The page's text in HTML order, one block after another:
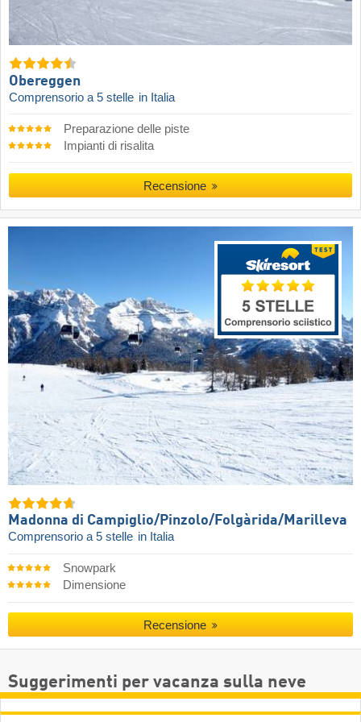
Obereggen
Comprensorio a 5 stelle in Italia
Preparazione delle piste
Impianti di risalita
Recensione
Madonna di Campiglio/​Pinzolo/​Folgàrida/​Marilleva
Comprensorio a 5 stelle in Italia
Snowpark
Dimensione
Recensione
Suggerimenti per vacanza sulla neve